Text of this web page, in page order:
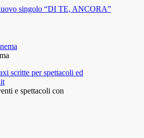
singolo “DI TE, ANCORA”
e spettacoli con